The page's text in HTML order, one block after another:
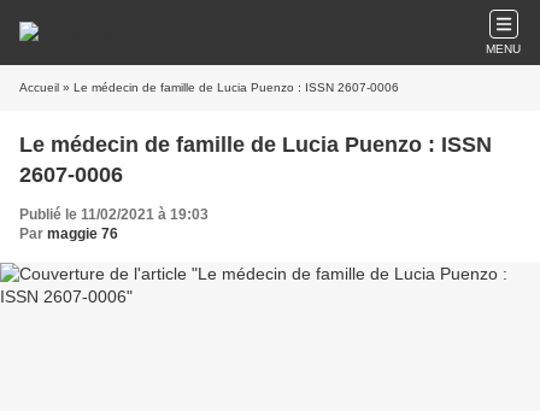
MENU
Accueil » Le médecin de famille de Lucia Puenzo : ISSN 2607-0006
Le médecin de famille de Lucia Puenzo : ISSN
2607-0006
Publié le 11/02/2021 à 19:03
Par maggie 76